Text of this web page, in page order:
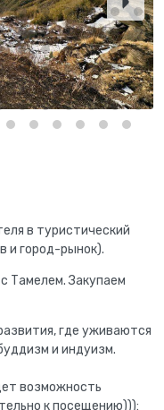
в туристический
и город-рынок).
Тамелем. Закупаем
где уживаются
и индуизм.
возможность
к посещению))):